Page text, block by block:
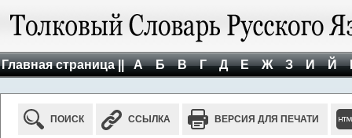
Главная страница || А Б В Г Д Е Ж З И Й
ПОИСК ССЫЛКА ВЕРСИЯ ДЛЯ ПЕЧАТИ